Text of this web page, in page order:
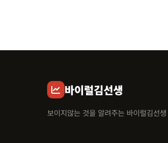
바이럴김선생
보이지않는 것을 알려주는 바이럴김선생